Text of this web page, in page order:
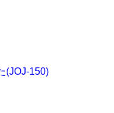
(JOJ-150)